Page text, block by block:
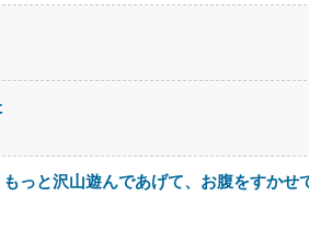
っと沢山遊んであげて、お腹をすかせ